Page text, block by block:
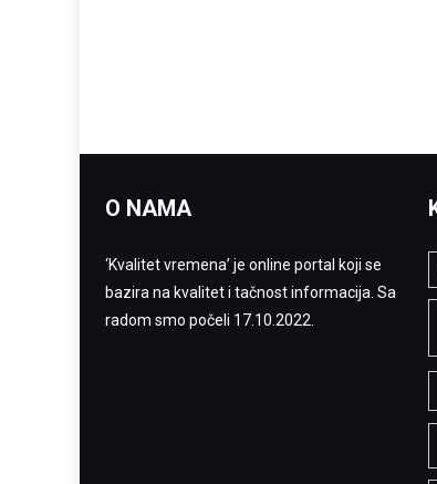
O NAMA
‘Kvalitet vremena’ je online portal koji se
bazira na kvalitet i tačnost informacija. Sa
radom smo počeli 17.10.2022.